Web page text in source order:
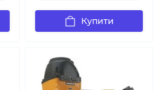
Купити